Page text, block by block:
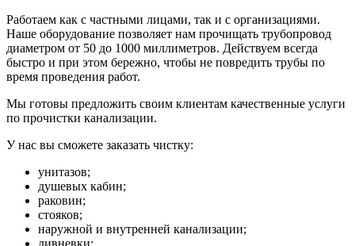
Работаем как с частными лицами, так и с организациями.
Наше оборудование позволяет нам прочищать трубопровод
диаметром от 50 до 1000 миллиметров. Действуем всегда
быстро и при этом бережно, чтобы не повредить трубы по
время проведения работ.
Мы готовы предложить своим клиентам качественные услуги
по прочистки канализации.
У нас вы сможете заказать чистку:
унитазов;
душевых кабин;
раковин;
стояков;
наружной и внутренней канализации;
ливневки;